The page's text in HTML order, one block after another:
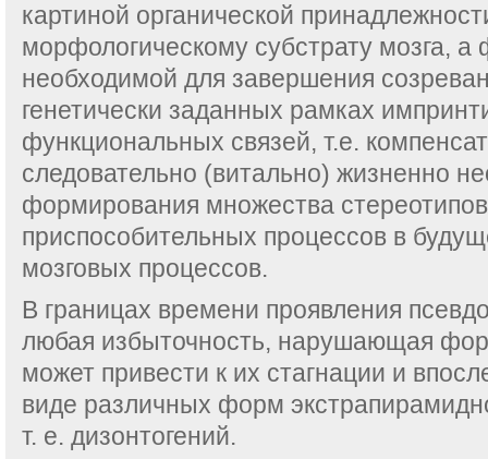
картиной органической
морфологическому субстрату мозга, а
необходимой для завершения
генетически заданных рамках
функциональных связей, т.е.
следовательно (витально) жизненно
формирования множества
приспособительных процессов в
мозговых процессов.
В границах времени проявления
любая избыточность, нарушающая
может привести к их стагнации и
виде различных форм
т. е. дизонтогений.